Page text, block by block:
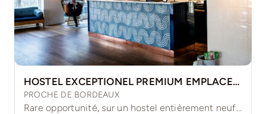
HOSTEL EXCEPTIONEL PREMIUM EMPLACEMENT GIRONDE
PROCHE DE BORDEAUX
Rare opportunité, sur un hostel entièrement neuf haut de gamme [...]